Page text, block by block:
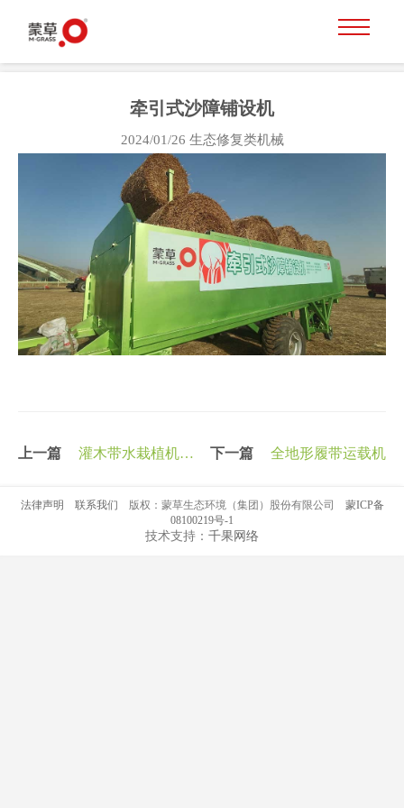
牵引式沙障铺设机
2024/01/26 生态修复类机械
上一篇
灌木带水栽植机
下一篇 全地形履带运载机
法律声明 联系我们 版权：蒙草生态环境（集团）股份有限公司 蒙ICP备
08100219号-1
技术支持： 千果网络